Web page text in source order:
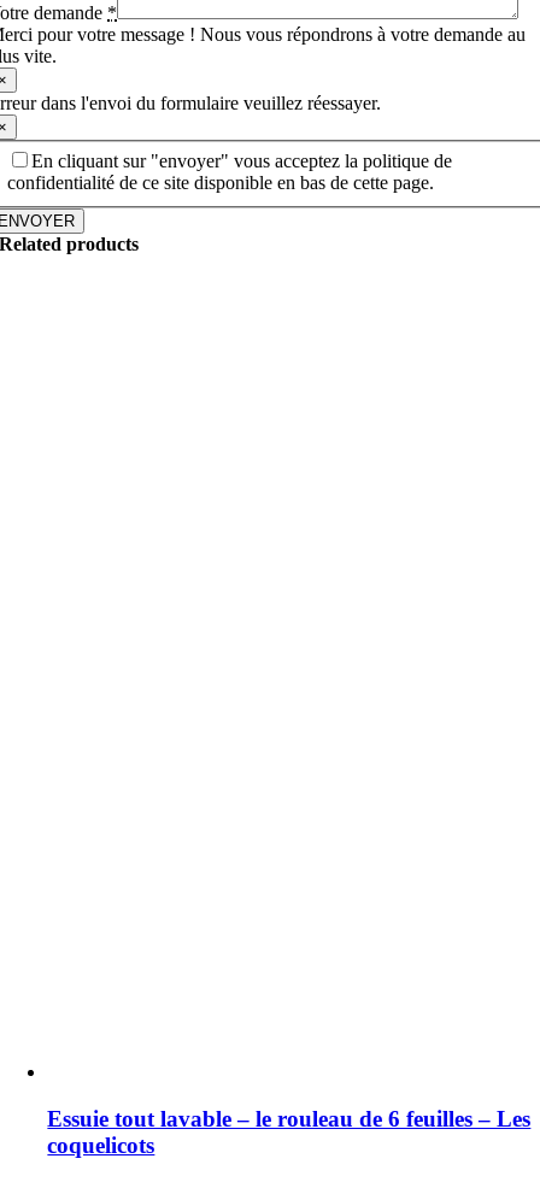
demande *
pour votre message ! Nous vous répondrons à votre demande au
vite.
dans l'envoi du formulaire veuillez réessayer.
En cliquant sur "envoyer" vous acceptez la politique de
confidentialité de ce site disponible en bas de cette page.
Related products
Essuie tout lavable – le rouleau de 6 feuilles – Les
coquelicots